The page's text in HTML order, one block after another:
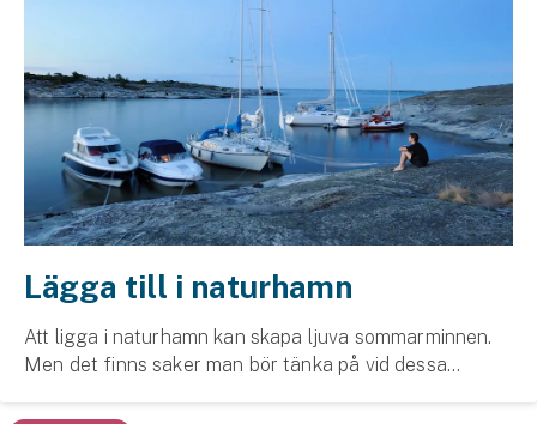
Släpvagnsförsäkring
Drönarförsäkring
För förmedlare
Gruppförsäkringar
Kommunolycksfall
Försäkring via förmedlare
Se alla försäkringar
Lägga till i naturhamn
Att ligga i naturhamn kan skapa ljuva sommarminnen.
Men det finns saker man bör tänka på vid dessa